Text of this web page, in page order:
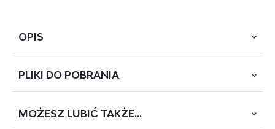
OPIS
wymiary: 98/205/87 cm; materiał: drewno lite - bukowe,
POLARIS 90 lub SYRIUSZ 90
PLIKI DO POBRANIA
MATILDA 90
MOŻESZ LUBIĆ TAKŻE...